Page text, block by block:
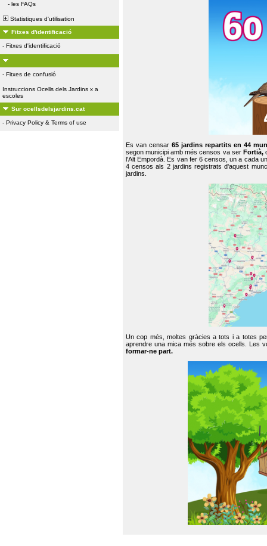
- les FAQs
Statistiques d'utilisation
Fitxes d'identificació
- Fitxes d'identificació
- Fitxes de confusió
Instruccions Ocells dels Jardins x a
escoles
Sur ocellsdelsjardins.cat
- Privacy Policy & Terms of use
Es van censar65 jardins repartits en 44
segon municipi amb més censos va ser Fortià,
l'Alt Empordà. Es van fer 6 censos, un a cada
4 censos als 2 jardins registrats d'aquest
jardins.
Un cop més, moltes gràcies a tots i a totes
aprendre una mica més sobre els ocells. Les
formar-ne part.